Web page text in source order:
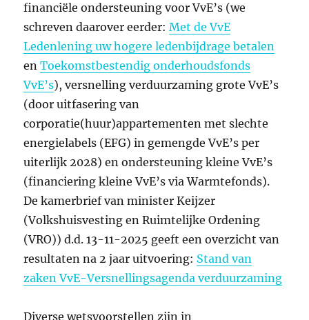
financiële ondersteuning voor VvE’s (we
schreven daarover eerder:Met de VvE
Ledenlening uw hogere ledenbijdrage betalen
enToekomstbestendig onderhoudsfonds
VvE’s), versnelling verduurzaming grote VvE’s
(door uitfasering van
corporatie(huur)appartementen met slechte
energielabels (EFG) in gemengde VvE’s per
uiterlijk 2028) en ondersteuning kleine VvE’s
(financiering kleine VvE’s via Warmtefonds).
De kamerbrief van minister Keijzer
(Volkshuisvesting en Ruimtelijke Ordening
(VRO)) d.d. 13-11-2025 geeft een overzicht van
resultaten na 2 jaar uitvoering: Stand van
zaken VvE-Versnellingsagenda verduurzaming
Diverse wetsvoorstellen zijn in